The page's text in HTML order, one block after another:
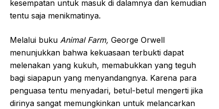
kesempatan untuk masuk di dalamnya dan kemudian
tentu saja menikmatinya.
Melalui buku Animal Farm, George Orwell
menunjukkan bahwa kekuasaan terbukti dapat
melenakan yang kukuh, memabukkan yang teguh
bagi siapapun yang menyandangnya. Karena para
penguasa tentu menyadari, betul-betul mengerti jika
dirinya sangat memungkinkan untuk melancarkan